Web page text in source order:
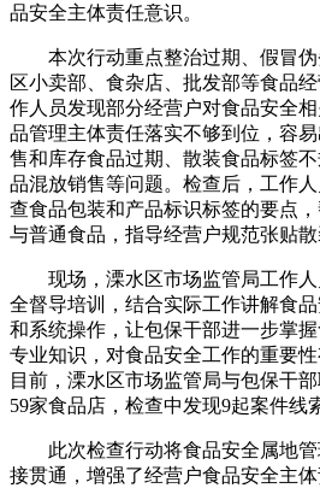
品安全主体责任意识。
本次行动重点整治过期、假冒伪
区小卖部、食杂店、批发部等食品
作人员发现部分经营户对食品安全
品管理主体责任落实不够到位，容
售和库存食品过期、散装食品标签
品混放销售等问题。检查后，工作
查食品包装和产品标识标签的要点
与普通食品，指导经营户规范张贴散
现场，溧水区市场监管局工作人
全督导培训，结合实际工作讲解食
和系统操作，让包保干部进一步掌
专业知识，对食品安全工作的重要
目前，溧水区市场监管局与包保干
59家食品店，检查中发现9起案件线
此次检查行动将食品安全属地管
接贯通，增强了经营户食品安全主